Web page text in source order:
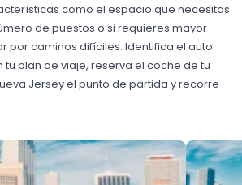
como el espacio que necesitas
de puestos o si requieres mayor
por caminos difíciles. Identifica el auto
plan de viaje, reserva el coche de tu
Jersey el punto de partida y recorre